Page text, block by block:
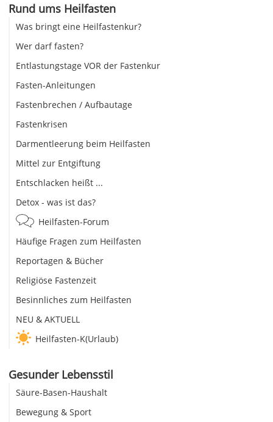
Rund ums Heilfasten
Was bringt eine Heilfastenkur?
Wer darf fasten?
Entlastungstage VOR der Fastenkur
Fasten-Anleitungen
Fastenbrechen / Aufbautage
Fastenkrisen
Darmentleerung beim Heilfasten
Mittel zur Entgiftung
Entschlacken heißt ...
Detox - was ist das?
Heilfasten-Forum
Häufige Fragen zum Heilfasten
Reportagen & Bücher
Religiöse Fastenzeit
Besinnliches zum Heilfasten
NEU & AKTUELL
Heilfasten-K(Urlaub)
Gesunder Lebensstil
Säure-Basen-Haushalt
Bewegung & Sport